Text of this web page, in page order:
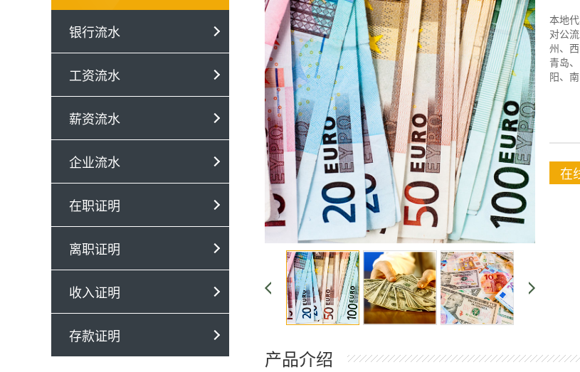
银行流水
工资流水
薪资流水
企业流水
在职证明
离职证明
收入证明
存款证明
本地
对公
州、
青岛
阳、
在
产品介绍